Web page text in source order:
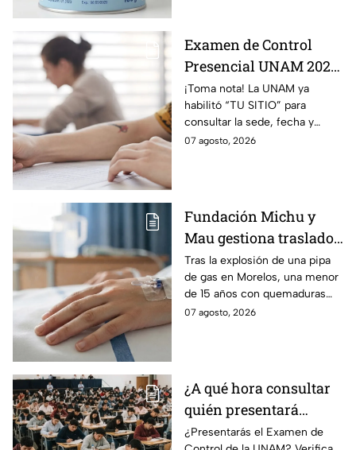
Examen de Control
Presencial UNAM 2026:
consulta aquí tu sede,
fecha y horario
¡Toma nota! La UNAM ya
habilitó “TU SITIO” para
consultar la sede, fecha y
horario del Examen Control
07 agosto, 2026
Fundación Michu y
Mau gestiona traslado
a Texas de adolescente
herida en explosión de
una pipa de gas en
Morelos
Tras la explosión de una pipa
de gas en Morelos, una menor
de 15 años con quemaduras
graves será trasladada a
07 agosto, 2026
¿A qué hora consultar
quién presentará
examen de control?
¿Presentarás el Examen de